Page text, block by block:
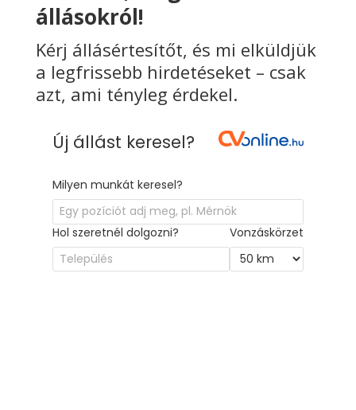
állásokról!
Kérj állásértesítőt, és mi elküldjük
a legfrissebb hirdetéseket – csak
azt, ami tényleg érdekel.